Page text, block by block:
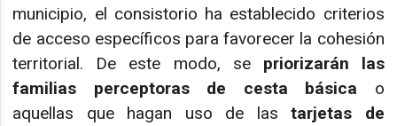
municipio, el consistorio ha establecido criterios
de acceso específicos para favorecer la cohesión
territorial. De este modo, se priorizarán las
familias perceptoras de cesta básica o
aquellas que hagan uso de lastarjetas de